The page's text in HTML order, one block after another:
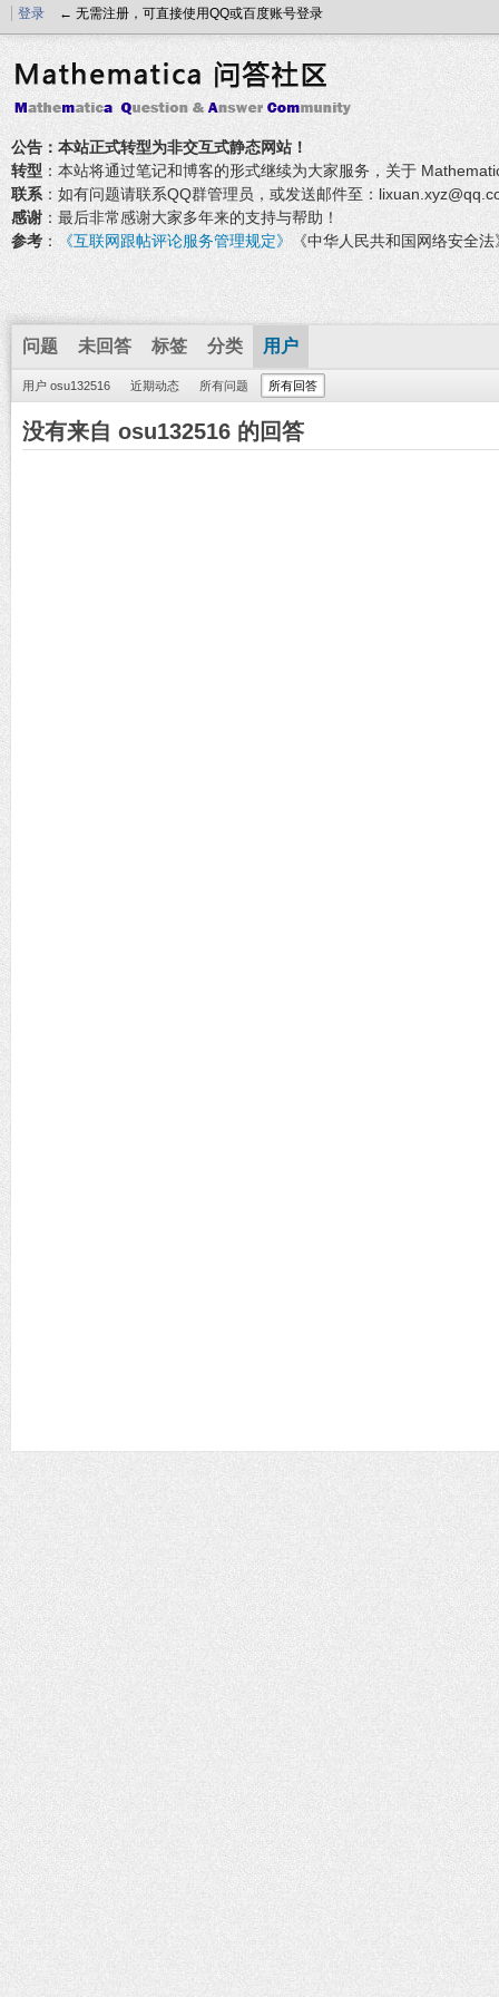
登录 ← 无需注册，可直接使用QQ或百度账号登录
公告：本站正式转型为非交互式静态网站！
转型 ：本站将通过笔记和博客的形式继续为大家服务，关于
联系 ：如有问题请联系QQ群管理员，或发送邮件至：
感谢 ：最后非常感谢大家多年来的支持与帮助！
参考 ： 《互联网跟帖评论服务管理规定》 《中华人民共和国网络安全
问题 未回答 标签 分类 用户
用户 osu132516 近期动态 所有问题 所有回答
没有来自 osu132516 的回答